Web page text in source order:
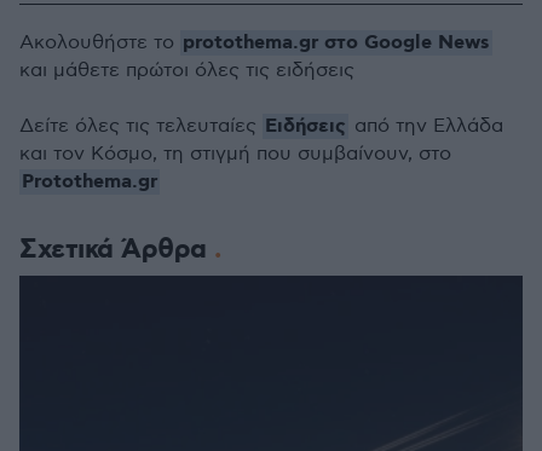
Σχετικά Άρθρα
Ακολουθήστε το protothema.gr στο Google News
και μάθετε πρώτοι όλες τις ειδήσεις
Δείτε όλες τις τελευταίες Ειδήσεις από την Ελλάδα
και τον Κόσμο, τη στιγμή που συμβαίνουν, στο
Protothema.gr